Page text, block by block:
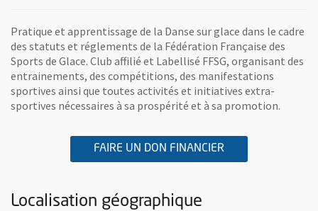
Pratique et apprentissage de la Danse sur glace dans le cadre
des statuts et réglements de la Fédération Française des
Sports de Glace. Club affilié et Labellisé FFSG, organisant des
entrainements, des compétitions, des manifestations
sportives ainsi que toutes activités et initiatives extra-
sportives nécessaires à sa prospérité et à sa promotion.
FAIRE UN DON FINANCIER
Localisation géographique